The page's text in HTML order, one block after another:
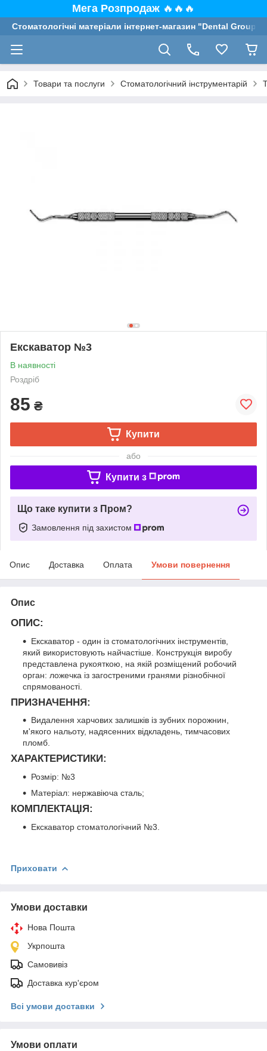
Мега Розпродаж 🔥🔥🔥
Стоматологічні матеріали інтернет-магазин "Dental Group"
Товари та послуги Стоматологічний інструментарій
Екскаватор №3
В наявності
Роздріб
85 ₴
Купити
або
Купити з
Що таке купити з Пром?
Замовлення під захистом
Опис Доставка Оплата Умови повернення
Опис
ОПИС:
Екскаватор - один із стоматологічних інструментів,
який використовують найчастіше. Конструкція виробу
представлена рукояткою, на якій розміщений робочий
орган: ложечка із загостреними гранями різнобічної
спрямованості.
ПРИЗНАЧЕННЯ:
Видалення харчових залишків із зубних порожнин,
м'якого нальоту, надясенних відкладень, тимчасових
пломб.
ХАРАКТЕРИСТИКИ:
Розмір: №3
Матеріал: нержавіюча сталь;
КОМПЛЕКТАЦІЯ:
Екскаватор стоматологічний №3.
Приховати
Умови доставки
Нова Пошта
Укрпошта
Самовивіз
Доставка кур'єром
Всі умови доставки
Умови оплати